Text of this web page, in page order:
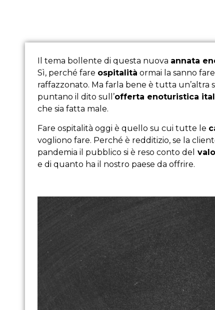
Il tema bollente di questa nuova annata
Sì, perché fare ospitalità ormai la sanno
raffazzonato. Ma farla bene è tutta un’altra
puntano il dito sull’offerta enoturistica
che sia fatta male.
Fare ospitalità oggi è quello su cui tutte le
vogliono fare. Perché è redditizio, se la
pandemia il pubblico si è reso conto del
e di quanto ha il nostro paese da offrire.